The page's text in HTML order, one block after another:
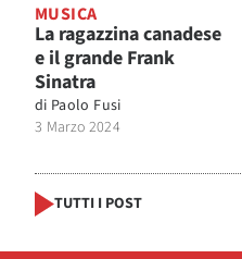
MUSICA
La ragazzina canadese
e il grande Frank
Sinatra
di Paolo Fusi
3 Marzo 2024
TUTTI I POST